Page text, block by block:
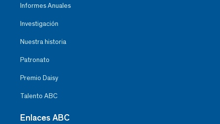
Informes Anuales
Investigación
Nuestra historia
Patronato
Premio Daisy
Talento ABC
Enlaces ABC